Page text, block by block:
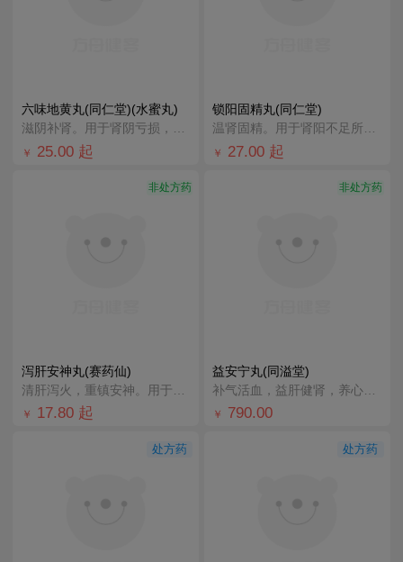
六味地黄丸(同仁堂)(水蜜丸)
滋阴补肾。用于肾阴亏损，头晕耳鸣，腰膝酸软，骨蒸潮热，盗汗遗精。
￥ 25.00 起
锁阳固精丸(同仁堂)
温肾固精。用于肾阳不足所致的腰膝酸软、头晕耳鸣、遗精早泄。
￥ 27.00 起
非处方药
泻肝安神丸(赛药仙)
￥ 17.80 起
非处方药
益安宁丸(同溢堂)
￥ 790.00
处方药 处方药